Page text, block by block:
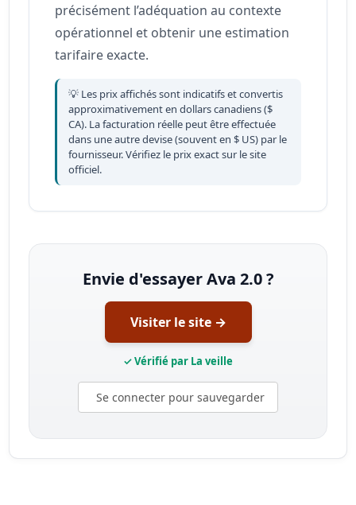
précisément l’adéquation au contexte
opérationnel et obtenir une estimation
tarifaire exacte.
💡 Les prix affichés sont indicatifs et convertis
approximativement en dollars canadiens ($
CA). La facturation réelle peut être effectuée
dans une autre devise (souvent en $ US) par le
fournisseur. Vérifiez le prix exact sur le site
officiel.
Envie d'essayer Ava 2.0 ?
Visiter le site →
✓ Vérifié par La veille
Se connecter pour sauvegarder